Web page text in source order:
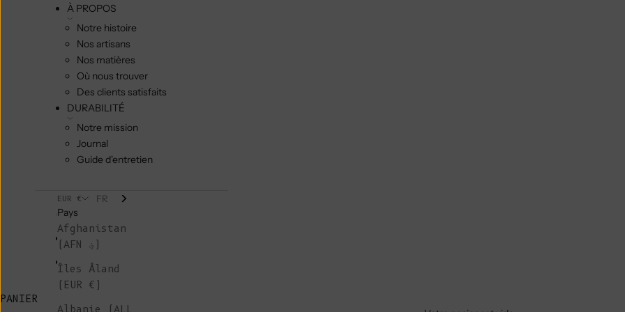
À PROPOS
Notre histoire
Nos artisans
Nos matières
Où nous trouver
Des clients satisfaits
DURABILITÉ
Notre mission
Journal
Guide d'entretien
EUR €
Pays
Afghanistan
(AFN ؋)
Îles Åland
(EUR €)
Albanie (ALL
FR
PANIER